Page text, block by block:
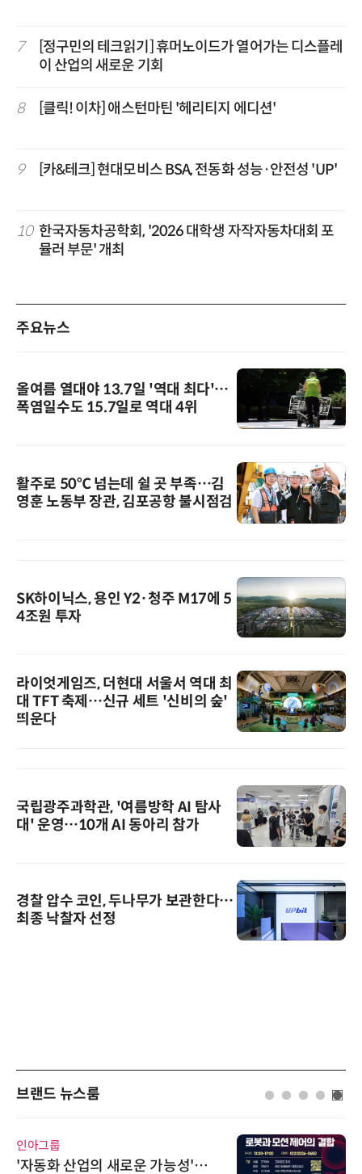
7
[정구민의 테크읽기] 휴머노이드가 열어가는 디스플레
이 산업의 새로운 기회
8 [클릭! 이차] 애스턴마틴 '헤리티지 에디션'
9 [카&테크] 현대모비스 BSA, 전동화 성능·안전성 'UP'
10 한국자동차공학회, '2026 대학생 자작자동차대회 포
뮬러 부문' 개최
주요뉴스
올여름 열대야 13.7일 '역대 최다'…
폭염일수도 15.7일로 역대 4위
활주로 50℃ 넘는데 쉴 곳 부족…김
영훈 노동부 장관, 김포공항 불시점검
SK하이닉스, 용인 Y2·청주 M17에 5
4조원 투자
라이엇게임즈, 더현대 서울서 역대 최
대 TFT 축제…신규 세트 '신비의 숲'
띄운다
국립광주과학관, '여름방학 AI 탐사
대' 운영…10개 AI 동아리 참가
경찰 압수 코인, 두나무가 보관한다…
최종 낙찰자 선정
브랜드 뉴스룸
인아그룹
'자동화 산업의 새로운 가능성'…